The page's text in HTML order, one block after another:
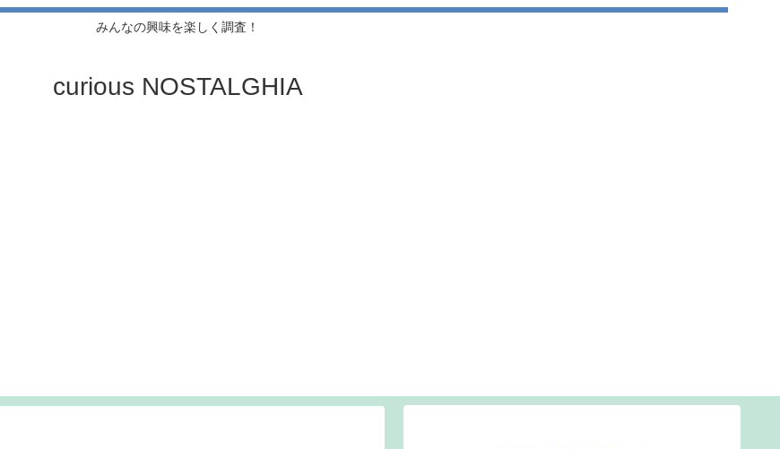
みんなの興味を楽しく調査！
curious NOSTALGHIA